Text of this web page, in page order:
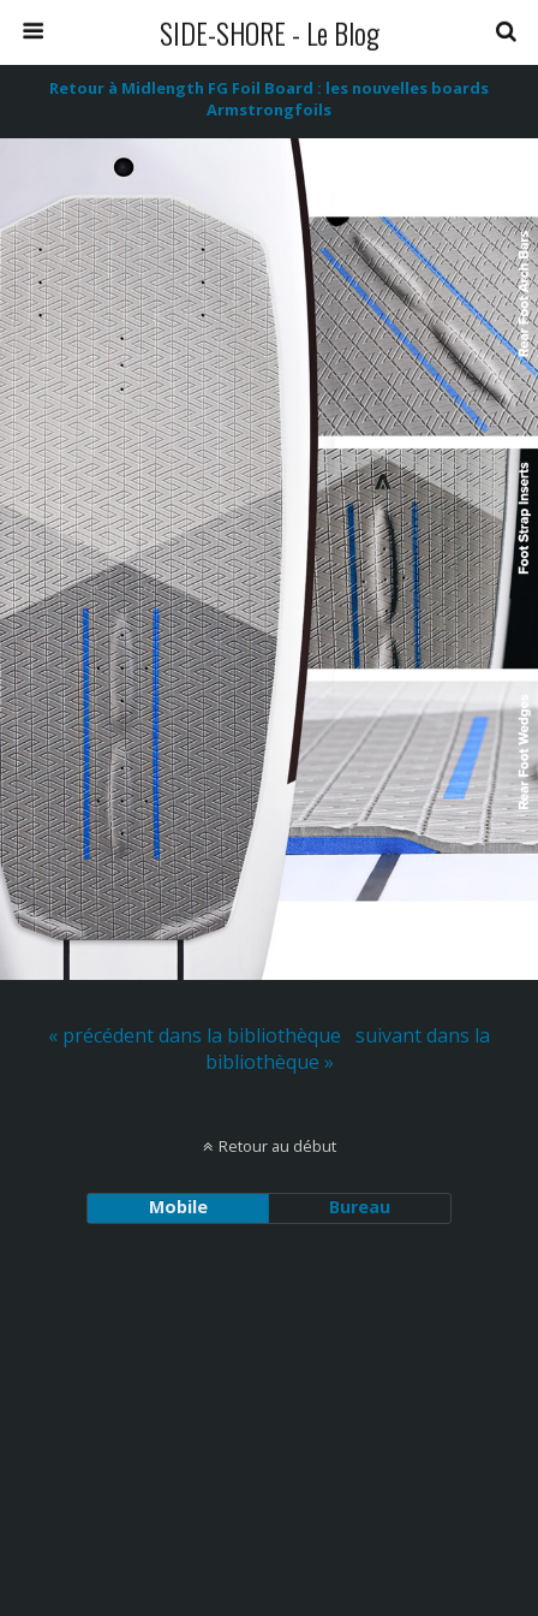
SIDE-SHORE - Le Blog
Retour à Midlength FG Foil Board : les nouvelles boards
Armstrongfoils
« précédent dans la bibliothèque suivant dans la
bibliothèque »
Retour au début
Mobile Bureau